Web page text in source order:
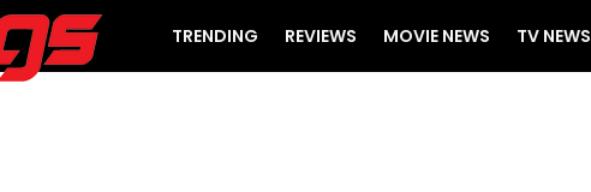
TRENDING REVIEWS MOVIE NEWS TV NEWS